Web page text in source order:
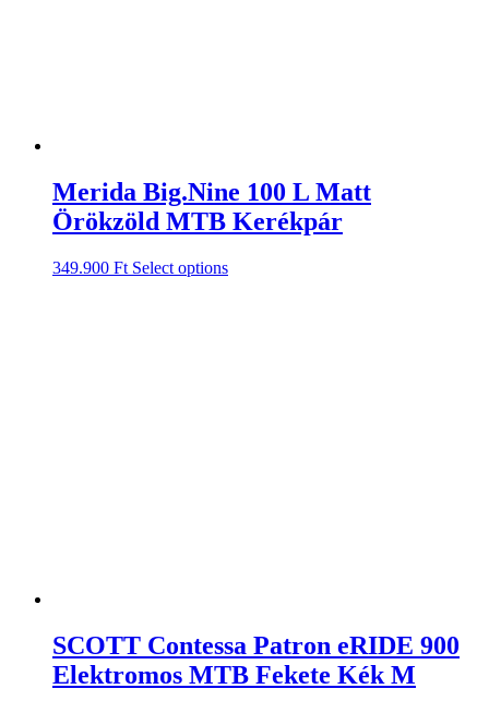
Merida Big.Nine 100 L Matt
Örökzöld MTB Kerékpár
349.900 Ft Select options
SCOTT Contessa Patron eRIDE 900
Elektromos MTB Fekete Kék M